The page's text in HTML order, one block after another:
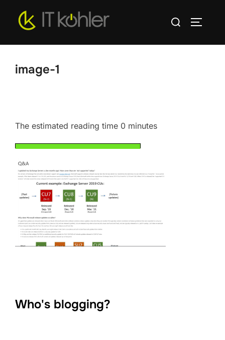
Inhalt
Suchen
image-1
The estimated reading time 0 minutes
Who's blogging?